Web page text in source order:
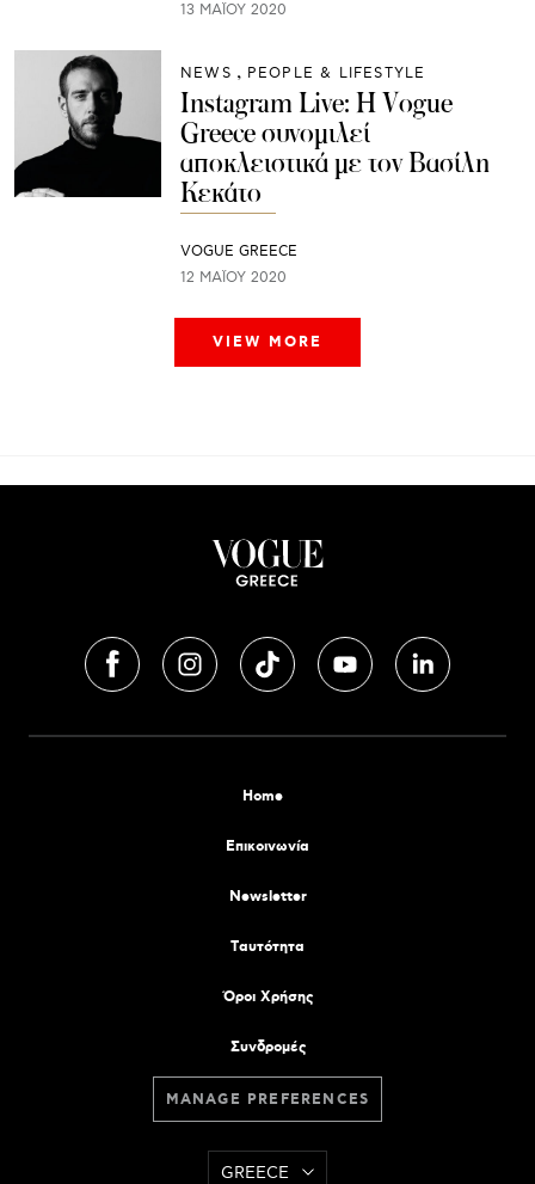
13 ΜΑΪ́ΟΥ 2020
NEWS PEOPLE & LIFESTYLE
Instagram Live: Η Vogue
Greece συνομιλεί
αποκλειστικά με τον Βασίλη
Κεκάτο
VOGUE GREECE
12 ΜΑΪ́ΟΥ 2020
VIEW MORE
Home
Επικοινωνία
Newsletter
Tαυτότητα
Όροι Χρήσης
Συνδρομές
MANAGE PREFERENCES
GREECE